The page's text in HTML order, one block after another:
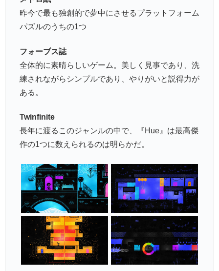
昨今で最も独創的で夢中にさせるプラットフォーム
パズルのうちの1つ
フォーブス誌
全体的に素晴らしいゲーム。美しく見事であり、洗
練されながらシンプルであり、やりがいと説得力が
ある。
Twinfinite
長年に渡るこのジャンルの中で、『Hue』は最高傑
作の1つに数えられるのは明らかだ。